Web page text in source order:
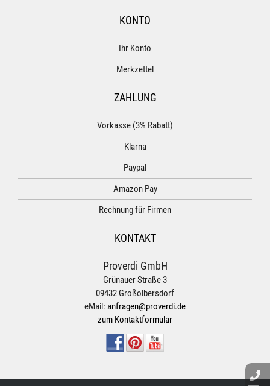
KONTO
Ihr Konto
Merkzettel
ZAHLUNG
Vorkasse (3% Rabatt)
Klarna
Paypal
Amazon Pay
Rechnung für Firmen
KONTAKT
Proverdi GmbH
Grünauer Straße 3
09432 Großolbersdorf
eMail: anfragen@proverdi.de
zum Kontaktformular